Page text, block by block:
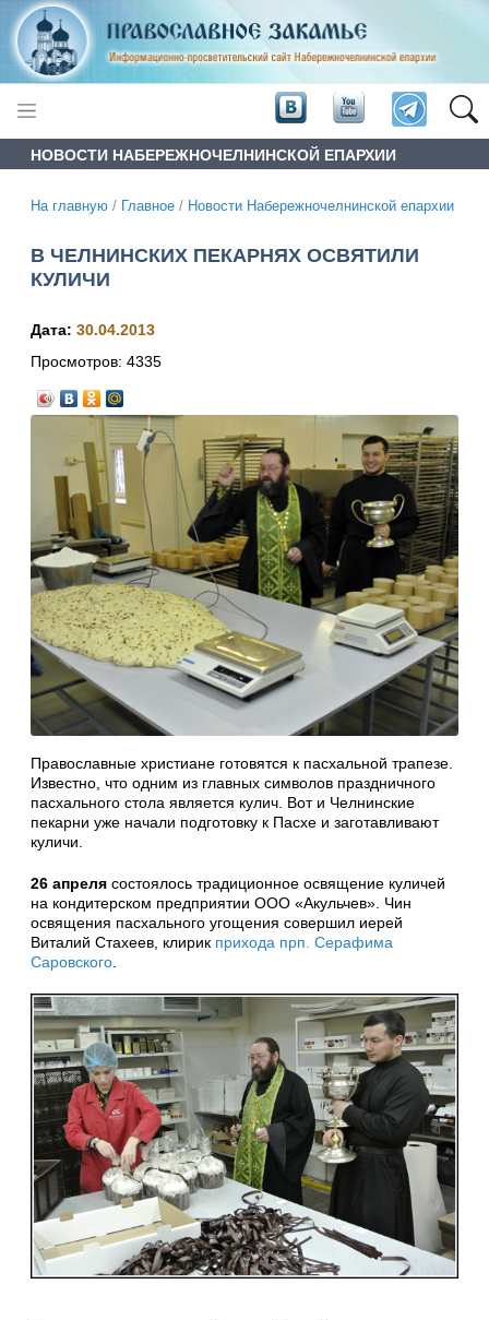
НОВОСТИ НАБЕРЕЖНОЧЕЛНИНСКОЙ ЕПАРХИИ
На главную / Главное / Новости Набережночелнинской епархии
В ЧЕЛНИНСКИХ ПЕКАРНЯХ ОСВЯТИЛИ
КУЛИЧИ
Дата: 30.04.2013
Просмотров: 4335
Православные христиане готовятся к пасхальной трапезе.
Известно, что одним из главных символов праздничного
пасхального стола является кулич. Вот и Челнинские
пекарни уже начали подготовку к Пасхе и заготавливают
куличи.
26 апреля состоялось традиционное освящение куличей
на кондитерском предприятии ООО «Акульчев». Чин
освящения пасхального угощения совершил иерей
Виталий Стахеев, клирик прихода прп. Серафима
Саровского